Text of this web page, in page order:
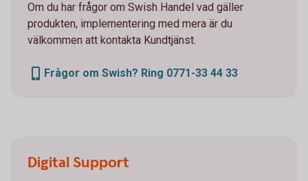
Om du har frågor om Swish Handel vad gäller
produkten, implementering med mera är du
välkommen att kontakta Kundtjänst.
Frågor om Swish? Ring 0771-33 44 33
Digital Support